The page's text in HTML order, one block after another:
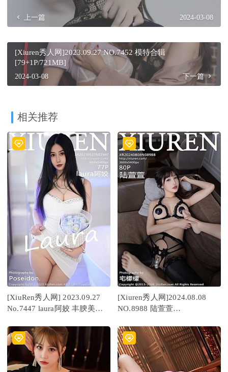
上一篇 2024-03-08
[Xiuren秀人网]2023.09.27 NO.7452 模特合辑
[79+1P/721MB]
2024-03-08 下一篇
相关推荐
[XiuRen秀人网] 2023.09.27
No.7447 laura阿姣 丰腴美腿
[Xiuren秀人网]2024.08.08
NO.8988 陆萱萱